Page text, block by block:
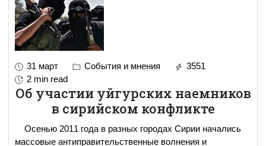
31 март События и мнения
3551
2 min read
Об участии уйгурских наемников
в сирийском конфликте
Осенью 2011 года в разных городах Сирии начались
массовые антиправительственные волнения и